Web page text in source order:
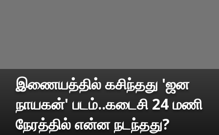
இணையத்தில் கசிந்தது 'ஜன
நாயகன்' படம்..கடைசி 24 மணி
நேரத்தில் என்ன நடந்தது?